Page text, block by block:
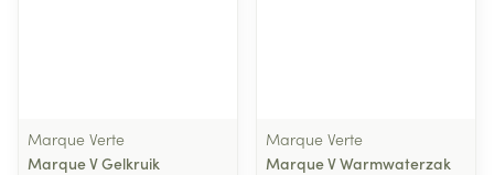
Marque Verte
Marque V Gelkruik
Marque Verte
Marque V Warmwaterzak